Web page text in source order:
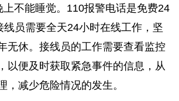
上不能睡觉。110报警电话是免费24
线员需要全天24小时在线工作，坚
无休。接线员的工作需要查看监控
以便及时获取紧急事件的信息，从
，减少危险情况的发生。